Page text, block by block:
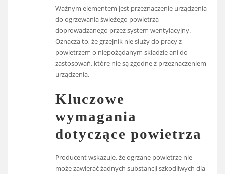
Ważnym elementem jest przeznaczenie urządzenia
do ogrzewania świeżego powietrza
doprowadzanego przez system wentylacyjny.
Oznacza to, że grzejnik nie służy do pracy z
powietrzem o niepożądanym składzie ani do
zastosowań, które nie są zgodne z przeznaczeniem
urządzenia.
Kluczowe
wymagania
dotyczące powietrza
Producent wskazuje, że ogrzane powietrze nie
może zawierać żadnych substancji szkodliwych dla